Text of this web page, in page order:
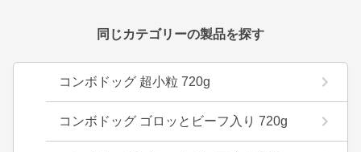
同じカテゴリーの製品を探す
コンボドッグ 超小粒 720g
コンボドッグ ゴロッとビーフ入り 720g